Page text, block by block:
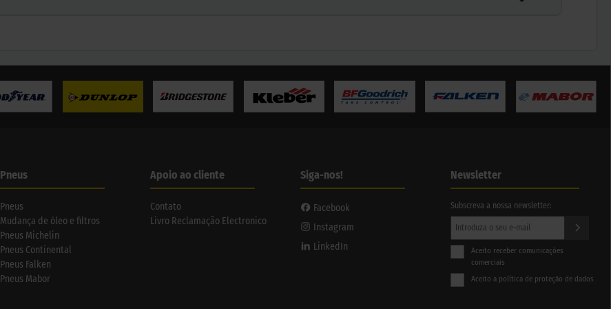
Pneus
Pneus
Mudança de óleo e filtros
Pneus Michelin
Pneus Continental
Pneus Falken
Pneus Mabor
Apoio ao cliente
Contato
Livro Reclamação Electronico
Siga-nos!
Facebook
Instagram
LinkedIn
Newsletter
Subscreva a nossa newsletter:
Aceito receber comunicações
comerciais
Aceito a política de proteção de dados